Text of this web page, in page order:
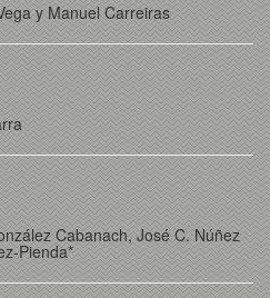
y Manuel Carreiras
Cabanach, José C. Núñez
Pienda*